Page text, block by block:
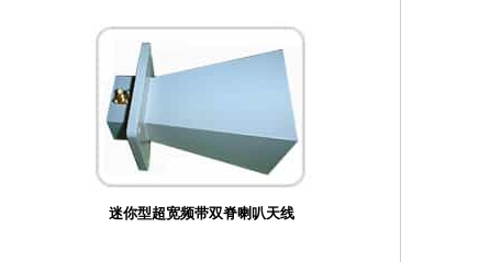
迷你型超宽频带双脊喇叭天线